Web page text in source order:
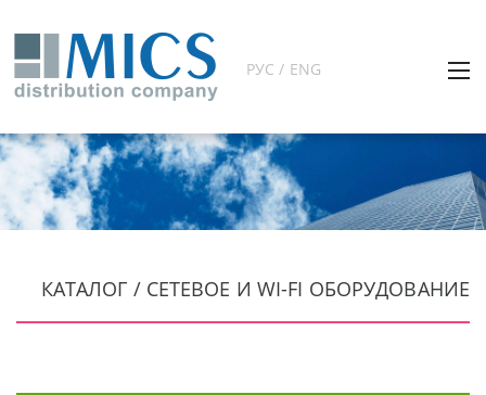
РУС / ENG
КАТАЛОГ / СЕТЕВОЕ И WI-FI ОБОРУДОВАНИЕ